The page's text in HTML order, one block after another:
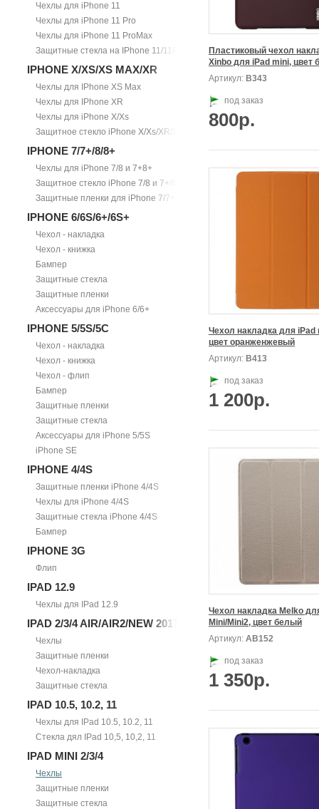
Чехлы для iPhone 11
Чехлы для iPhone 11 Pro
Чехлы для iPhone 11 ProMax
Защитные стекла на IPhone 11/11Pro/11ProMax
IPHONE X/XS/XS MAX/XR
Чехлы для IPhone XS Max
Чехлы для IPhone XR
Чехлы для iPhone X/Xs
Защитное стекло iPhone X/Xs/XR/Xs Max
IPHONE 7/7+/8/8+
Чехлы для iPhone 7/8 и 7+8+
Защитное стекло iPhone 7/8 и 7+/8+
Защитные пленки для iPhone 7/7+
IPHONE 6/6S/6+/6S+
Чехол - накладка
Чехол - книжка
Бампер
Защитные стекла
Защитные пленки
Аксессуары для iPhone 6/6+
IPHONE 5/5S/5С
Чехол - накладка
Чехол - книжка
Чехол - флип
Бампер
Защитные пленки
Защитные стекла
Аксессуары для iPhone 5/5S
iPhone SE
IPHONE 4/4S
Защитные пленки iPhone 4/4S
Чехлы для iPhone 4/4S
Защитные стекла iPhone 4/4S
Бампер
IPHONE 3G
Флип
IPAD 12.9
Чехлы для IPad 12.9
IPAD 2/3/4 AIR/AIR2/NEW 2017
Чехлы
Защитные пленки
Чехол-накладка
Защитные стекла
IPAD 10.5, 10.2, 11
Чехлы для IPad 10.5, 10.2, 11
Стекла дял IPad 10,5, 10,2, 11
IPAD MINI 2/3/4
Чехлы
Защитные пленки
Защитные стекла
Пластиковый чехол
Артикул: В343
под заказ
800р.
Чехол накладка для iPad
цвет оранженжевый
Артикул: В413
под заказ
1 200р.
Чехол накладка Melko
Mini/Mini2, цвет белый
Артикул: АВ152
под заказ
1 350р.